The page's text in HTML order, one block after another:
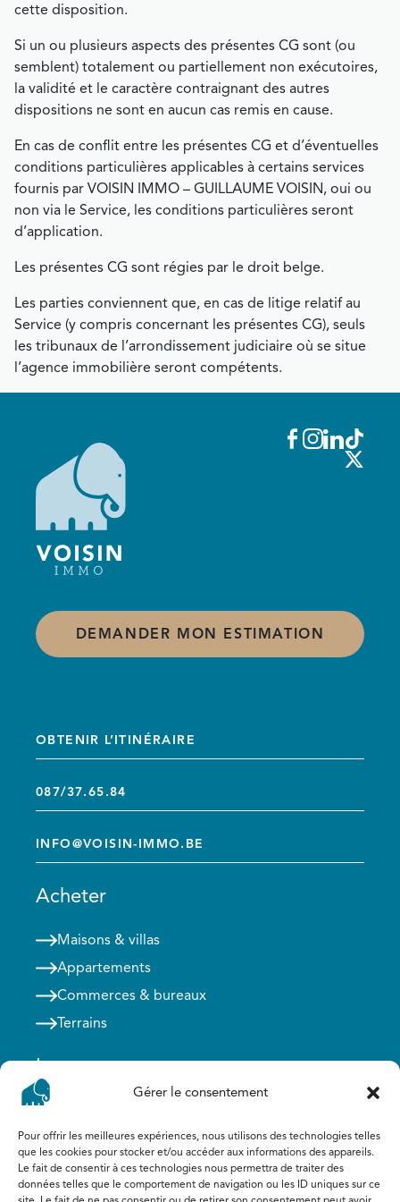
Gérer le consentement
Pour offrir les meilleures expériences, nous utilisons des technologies telles
que les cookies pour stocker et/ou accéder aux informations des appareils.
Le fait de consentir à ces technologies nous permettra de traiter des
données telles que le comportement de navigation ou les ID uniques sur ce
cette disposition.
Si un ou plusieurs aspects des présentes CG sont (ou
semblent) totalement ou partiellement non exécutoires,
la validité et le caractère contraignant des autres
dispositions ne sont en aucun cas remis en cause.
En cas de conflit entre les présentes CG et d’éventuelles
conditions particulières applicables à certains services
fournis par VOISIN IMMO – GUILLAUME VOISIN, oui ou
non via le Service, les conditions particulières seront
d’application.
Les présentes CG sont régies par le droit belge.
Les parties conviennent que, en cas de litige relatif au
Service (y compris concernant les présentes CG), seuls
les tribunaux de l’arrondissement judiciaire où se situe
l’agence immobilière seront compétents.
DEMANDER MON ESTIMATION
OBTENIR L’ITINÉRAIRE
087/37.65.84
INFO@VOISIN-IMMO.BE
Acheter
Maisons & villas
Appartements
Commerces & bureaux
Terrains
Louer
Appartements
Commerces & bureaux